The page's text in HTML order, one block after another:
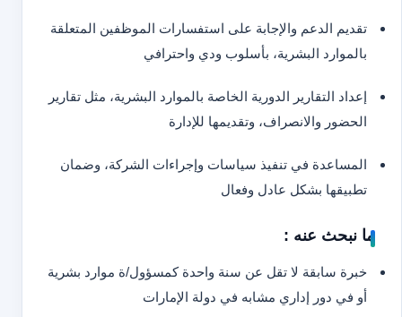
تقديم الدعم والإجابة على استفسارات الموظفين المتعلقة
بالموارد البشرية، بأسلوب ودي واحترافي
إعداد التقارير الدورية الخاصة بالموارد البشرية، مثل تقارير
الحضور والانصراف، وتقديمها للإدارة
المساعدة في تنفيذ سياسات وإجراءات الشركة، وضمان
تطبيقها بشكل عادل وفعال
ما نبحث عنه :
خبرة سابقة لا تقل عن سنة واحدة كمسؤول/ة موارد بشرية
أو في دور إداري مشابه في دولة الإمارات